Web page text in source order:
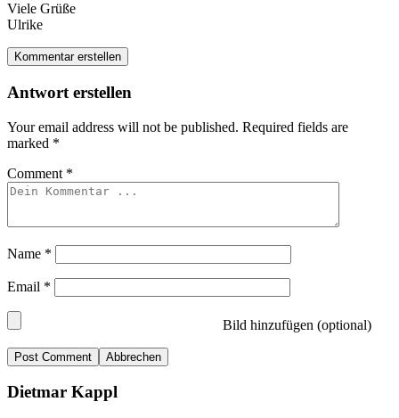
Viele Grüße
Ulrike
Kommentar erstellen
Antwort erstellen
Your email address will not be published. Required fields are
marked *
Comment *
Name *
Email *
Bild hinzufügen (optional)
Abbrechen
Dietmar Kappl